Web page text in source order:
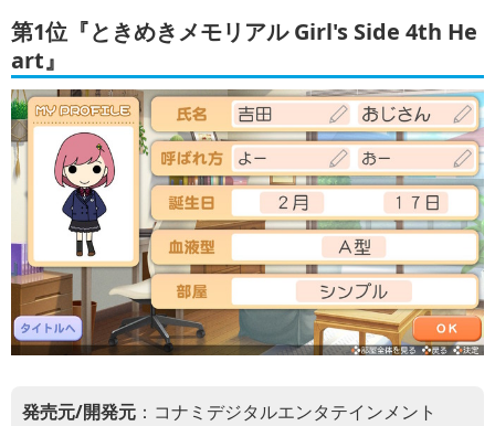
第1位『ときめきメモリアル Girl's Side 4th He
art』
発売元/開発元 ：コナミデジタルエンタテインメント